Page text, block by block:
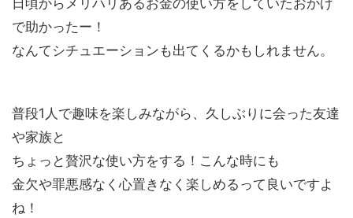
で助かったー！
なんてシチュエーションも出てくるかもしれません。
普段1人で趣味を楽しみながら、久しぶりに会った友達
や家族と
ちょっと贅沢な使い方をする！こんな時にも
金欠や罪悪感なく心置きなく楽しめるって良いですよ
ね！